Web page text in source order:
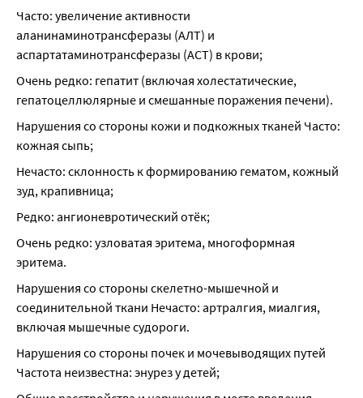
Часто: увеличение активности
аланинаминотрансферазы (АЛТ) и
аспартатаминотрансферазы (ACT) в крови;
Очень редко: гепатит (включая холестатические,
гепатоцеллюлярные и смешанные поражения печени).
Нарушения со стороны кожи и подкожных тканей Часто:
кожная сыпь;
Нечасто: склонность к формированию гематом, кожный
зуд, крапивница;
Редко: ангионевротический отёк;
Очень редко: узловатая эритема, многоформная
эритема.
Нарушения со стороны скелетно-мышечной и
соединительной ткани Нечасто: артралгия, миалгия,
включая мышечные судороги.
Нарушения со стороны почек и мочевыводящих путей
Частота неизвестна: энурез у детей;